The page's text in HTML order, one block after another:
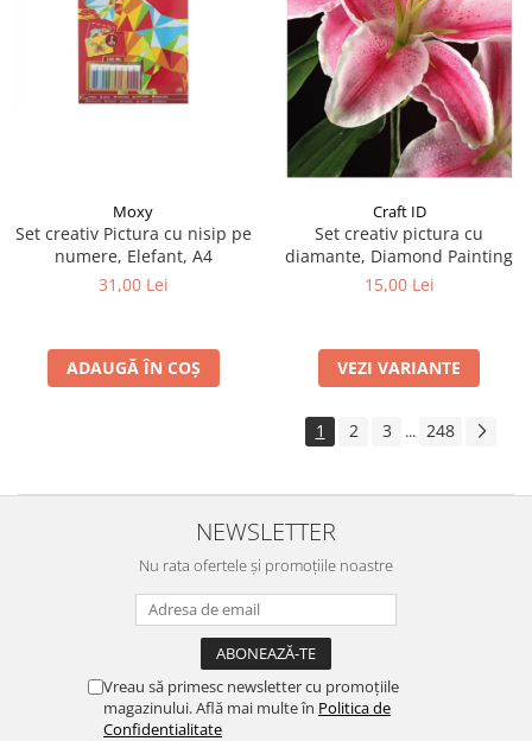
Moxy
Set creativ Pictura cu nisip pe
numere, Elefant, A4
31,00 Lei
ADAUGĂ ÎN COȘ
Craft ID
Set creativ pictura cu
diamante, Diamond Painting
15,00 Lei
VEZI VARIANTE
1 2 3 ... 248
NEWSLETTER
Nu rata ofertele și promoțiile noastre
Vreau să primesc newsletter cu promoțiile
magazinului. Află mai multe în Politica de
Confidentialitate